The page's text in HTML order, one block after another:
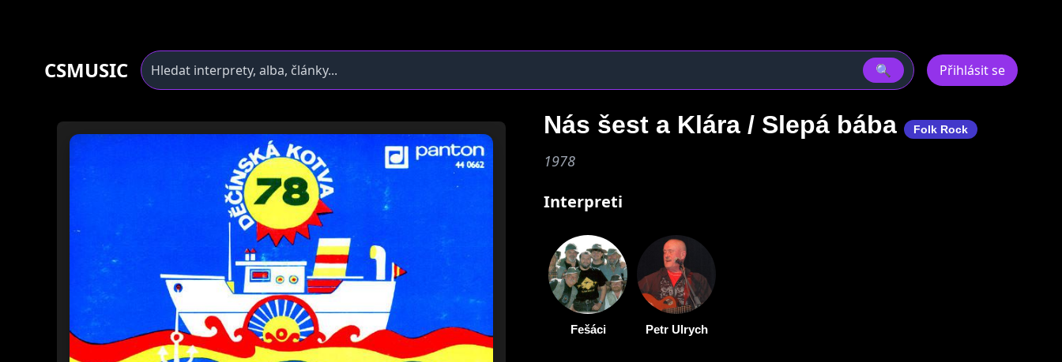
CSMUSIC 🔍 Přihlásit se
Nás šest a Klára / Slepá bába Folk Rock
1978
Interpreti
Fešáci Petr Ulrych